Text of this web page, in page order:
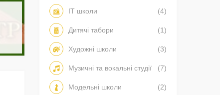
IT школи (4)
Дитячі табори (1)
Художні школи (3)
Музичні та вокальні студії (7)
Модельні школи
(2)